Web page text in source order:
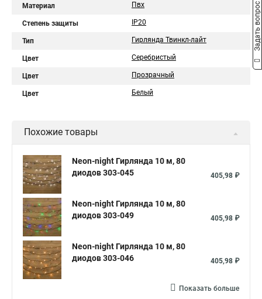
Материал Пвх
Степень защиты IP20
Тип Гирлянда Твинкл-лайт
Цвет Серебристый
Цвет Прозрачный
Цвет Белый
Похожие товары
Neon-night Гирлянда 10 м, 80
диодов 303-045
405,98 ₽
Neon-night Гирлянда 10 м, 80
диодов 303-049
405,98 ₽
Neon-night Гирлянда 10 м, 80
диодов 303-046
405,98 ₽
Показать больше
Задать вопрос